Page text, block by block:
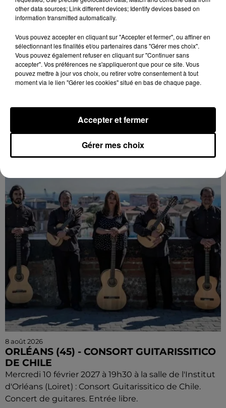
ORLÉANS (45) - MISTER B : CHET BECKER
Mercredi 19 février 2027 à 19h30 à la salle de l'Institut
d'Orléans (Loiret) : Mister B : Chet Becker et Paris.
Jazz acoustique.
8 août 2026
ORLÉANS (45) - CONSORT GUITARISSITICO
DE CHILE
Mercredi 10 février 2027 à 19h30 à la salle de l'Institut
d'Orléans (Loiret) : Consort Guitarissitico de Chile.
Concert de guitares. Entrée libre.
other data sources; Link different devices; Identify devices based on
information transmitted automatically.
Vous pouvez accepter en cliquant sur "Accepter et fermer", ou affiner en
sélectionnant les finalités et/ou partenaires dans "Gérer mes choix".
Vous pouvez également refuser en cliquant sur "Continuer sans
accepter". Vos préférences ne s'appliqueront que pour ce site. Vous
pouvez mettre à jour vos choix, ou retirer votre consentement à tout
moment via le lien "Gérer les cookies" situé en bas de chaque page.
Gérer mes choix
Accepter et fermer